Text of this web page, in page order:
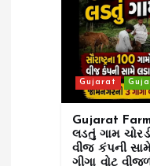
Gujarat
Gujarat
લડતું ગામ
વીજ કંપની
ગીગા વોટ